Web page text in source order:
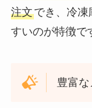
注文でき、冷凍
すいのが特徴で
豊富